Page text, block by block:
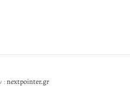
:nextpointer.gr